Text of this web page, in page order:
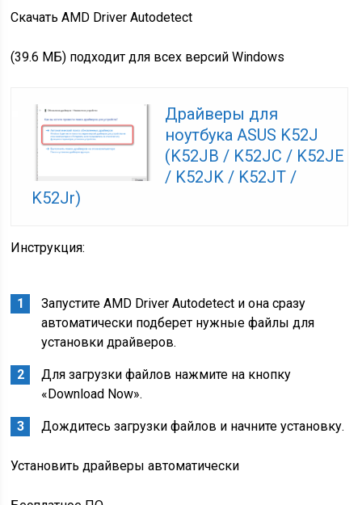
Скачать AMD Driver Autodetect
(39.6 МБ) подходит для всех версий Windows
Драйверы для
ноутбука ASUS K52J
(K52JB / K52JC / K52JE
/ K52JK / K52JT /
K52Jr)
Инструкция:
Запустите AMD Driver Autodetect и она сразу
автоматически подберет нужные файлы для
установки драйверов.
Для загрузки файлов нажмите на кнопку
«Download Now».
Дождитесь загрузки файлов и начните установку.
Установить драйверы автоматически